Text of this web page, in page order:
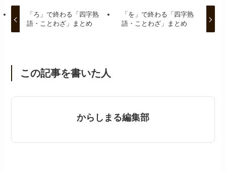
「ろ」で終わる「四字熟
語・ことわざ」まとめ
「を」で終わる「四字熟
語・ことわざ」まとめ
この記事を書いた人
からしまる編集部